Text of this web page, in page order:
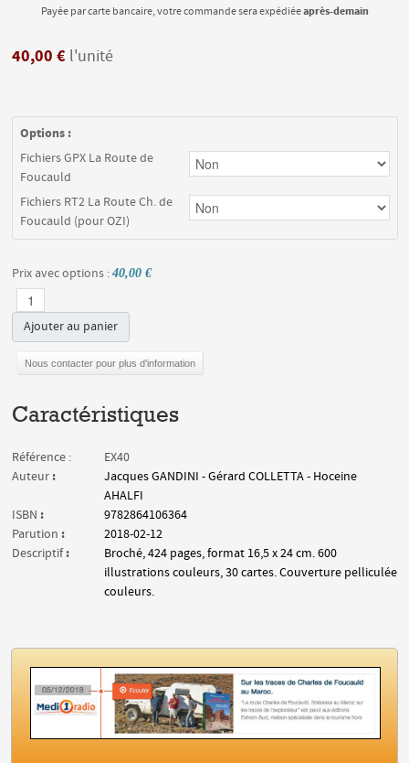
Payée par carte bancaire, votre commande sera expédiéeaprès-demain
40,00 € l'unité
Options :
Fichiers GPX La Route de
Foucauld
Fichiers RT2 La Route Ch. de
Foucauld (pour OZI)
Prix avec options : 40,00 €
Ajouter au panier
Nous contacter pour plus d'information
Caractéristiques
Référence :
EX40
Auteur :
Jacques GANDINI - Gérard COLLETTA - Hoceine
AHALFI
ISBN :
9782864106364
Parution :
2018-02-12
Descriptif:
Broché, 424 pages, format 16,5 x 24 cm. 600
illustrations couleurs, 30 cartes. Couverture pelliculée
couleurs.